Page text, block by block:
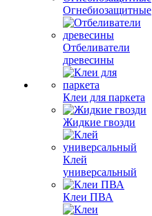
Огнебиозащитные
Отбеливатели
древесины
Клеи для паркета
Жидкие гвозди
Клей
универсальный
Клеи ПВА